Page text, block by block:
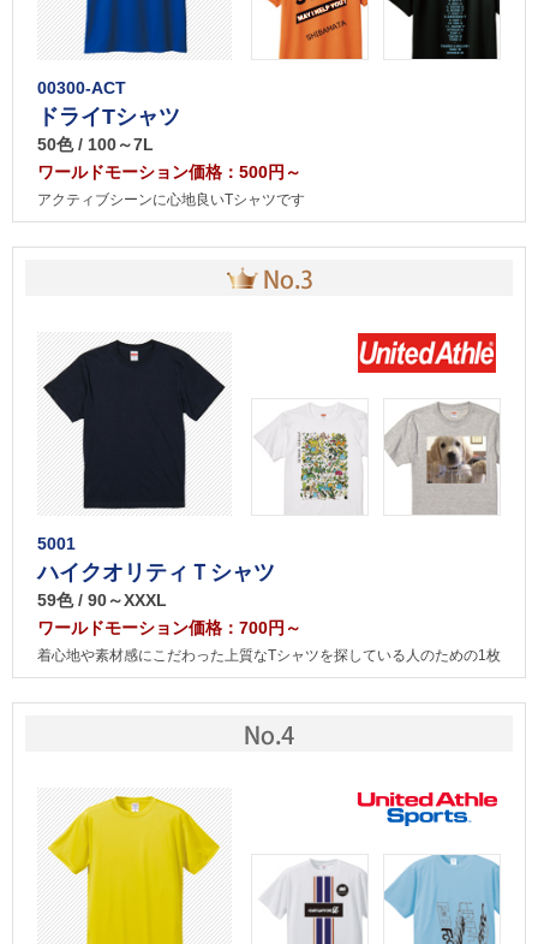
00300-ACT
ドライTシャツ
50色 / 100～7L
ワールドモーション価格：500円～
アクティブシーンに心地良いTシャツです
5001
ハイクオリティＴシャツ
59色 / 90～XXXL
ワールドモーション価格：700円～
着心地や素材感にこだわった上質なTシャツを探している人のための1枚